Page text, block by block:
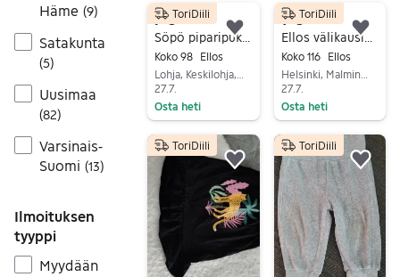
Häme (9)
Satakunta
(5)
Uusimaa
(82)
Varsinais-
Suomi (13)
Ilmoituksen
tyyppi
Myydään
7 €
Koko 98
Ellos
27.7.
Osta heti
ToriDiili
Lisää suosikiksi.
9 €
Ellos välikausihaalari ~116
Koko 116
Ellos
Helsinki, Malminkartano, Uusimaa
27.7.
Osta heti
ToriDiili
ToriDiili
Lisää suosikiksi.
ToriDiili